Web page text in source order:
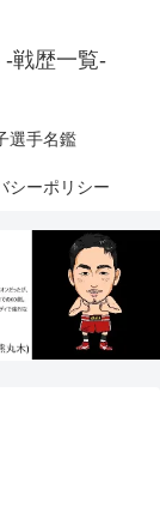
戦歴一覧-
選手名鑑
シーポリシー